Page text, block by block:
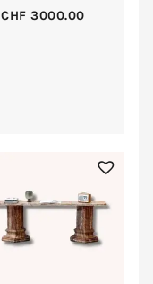
CHF 3000.00